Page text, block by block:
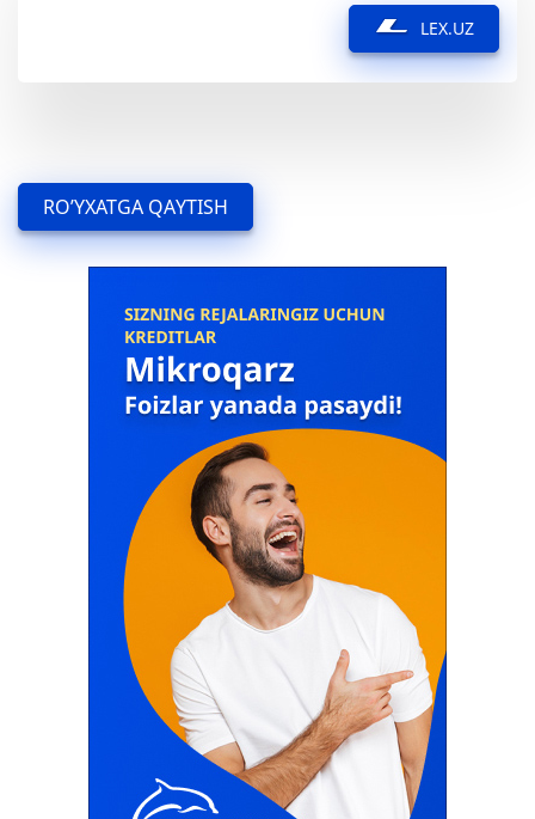
LEX.UZ
RO’YXATGA QAYTISH